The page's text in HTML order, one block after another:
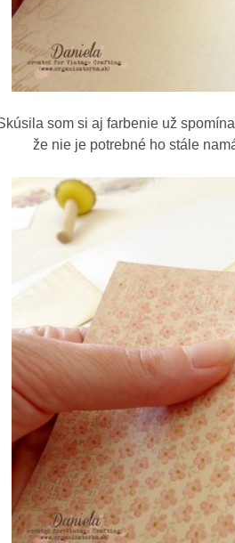
som si aj farbenie už
že nie je potrebné ho stále